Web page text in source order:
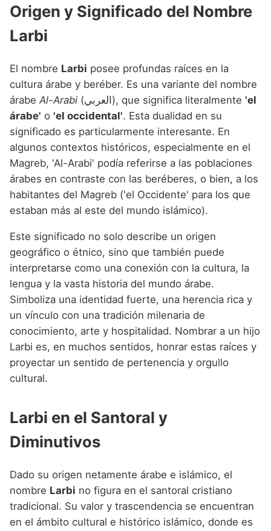
Nombres de niño que empiezan por R
Nombres de niño que empiezan por T
Nombres de niño que empiezan por U
Nombres de niño que empiezan por V
Nombres de niño que empiezan por W
Nombres de niño que empiezan por X
Nombres de niño que empiezan por Y
Nombres de niño que empiezan por Z
Nombres de Niño Suecos
Origen y Significado del Nombre
Larbi
El nombre Larbi posee profundas raíces en la
cultura árabe y beréber. Es una variante del nombre
árabe Al-Arabi (العربي), que significa literalmente 'el
árabe' o 'el occidental'. Esta dualidad en su
significado es particularmente interesante. En
algunos contextos históricos, especialmente en el
Magreb, 'Al-Arabi' podía referirse a las poblaciones
árabes en contraste con las beréberes, o bien, a los
habitantes del Magreb ('el Occidente' para los que
estaban más al este del mundo islámico).
Este significado no solo describe un origen
geográfico o étnico, sino que también puede
interpretarse como una conexión con la cultura, la
lengua y la vasta historia del mundo árabe.
Simboliza una identidad fuerte, una herencia rica y
un vínculo con una tradición milenaria de
conocimiento, arte y hospitalidad. Nombrar a un hijo
Larbi es, en muchos sentidos, honrar estas raíces y
proyectar un sentido de pertenencia y orgullo
cultural.
Larbi en el Santoral y
Diminutivos
Dado su origen netamente árabe e islámico, el
nombre Larbi no figura en el santoral cristiano
tradicional. Su valor y trascendencia se encuentran
en el ámbito cultural e histórico islámico, donde es